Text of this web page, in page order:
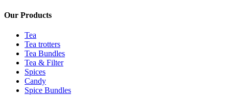
Our Products
Tea
Tea trotters
Tea Bundles
Tea & Filter
Spices
Candy
Spice Bundles